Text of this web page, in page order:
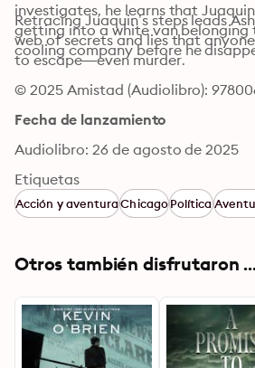
investigates, he learns that
getting into a white van belonging
cooling company before he
Retracing Juaquin’s steps leads
web of secrets and lies that
to escape—even murder.
© 2025 Amistad (Audiolibro):
Fecha de lanzamiento
Audiolibro: 26 de agosto de 2025
Etiquetas
Acción y aventuraChicagoPolítica
Otros también disfrutaron